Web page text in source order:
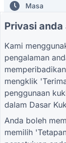
Masa
Teks
Medan Umum
Pilihan
Pilih
Lokasi
Borang
Borang
Borang
PEMANDU
Pusat Bantuan
TIGER FORM
Panduan
Privasi
Kami
pengalaman
mengklik
penggunaan
dalam Dasar
Anda boleh
memilih